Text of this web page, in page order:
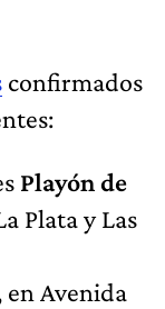
confirmados
Playón de
Plata y Las
en Avenida